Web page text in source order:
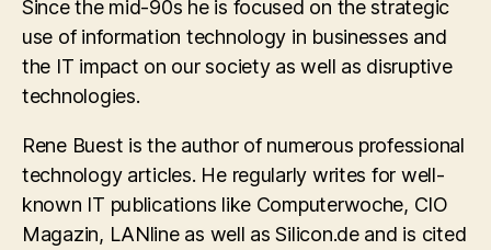
Since the mid-90s he is focused on the strategic
use of information technology in businesses and
the IT impact on our society as well as disruptive
technologies.
Rene Buest is the author of numerous professional
technology articles. He regularly writes for well-
known IT publications like Computerwoche, CIO
Magazin, LANline as well as Silicon.de and is cited